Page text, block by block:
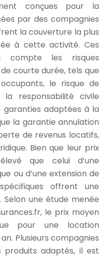
conçues pour la
par des compagnies
la couverture la plus
à cette activité. Ces
compte les risques
courte durée, tels que
le risque de
responsabilité civile
garanties adaptées à la
la garantie annulation
de revenus locatifs,
Bien que leur prix
que celui d’une
ou d’une extension de
offrent une
Selon une étude menée
le prix moyen
pour une location
Plusieurs compagnies
produits adaptés, il est